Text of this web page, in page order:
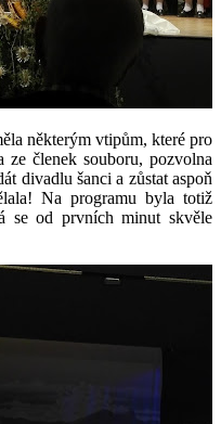
některým vtipům, které pro
ze členek souboru, pozvolna
divadlu šanci a zůstat aspoň
Na programu byla totiž
se od prvních minut skvěle